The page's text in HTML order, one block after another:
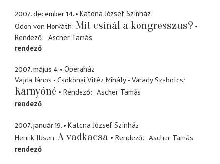
2007. december 14.
Katona József Színház
Ödön von Horváth Mit csinál a kongresszus?
Rendező
Ascher Tamás
rendező
2007. május 4.
Operaház
Vajda János - Csokonai Vitéz Mihály - Várady Szabolcs
Karnyóné Rendező
Ascher Tamás
rendező
2007. január 19.
Katona József Színház
Henrik Ibsen A vadkacsa Rendező
Ascher Tamás
rendező